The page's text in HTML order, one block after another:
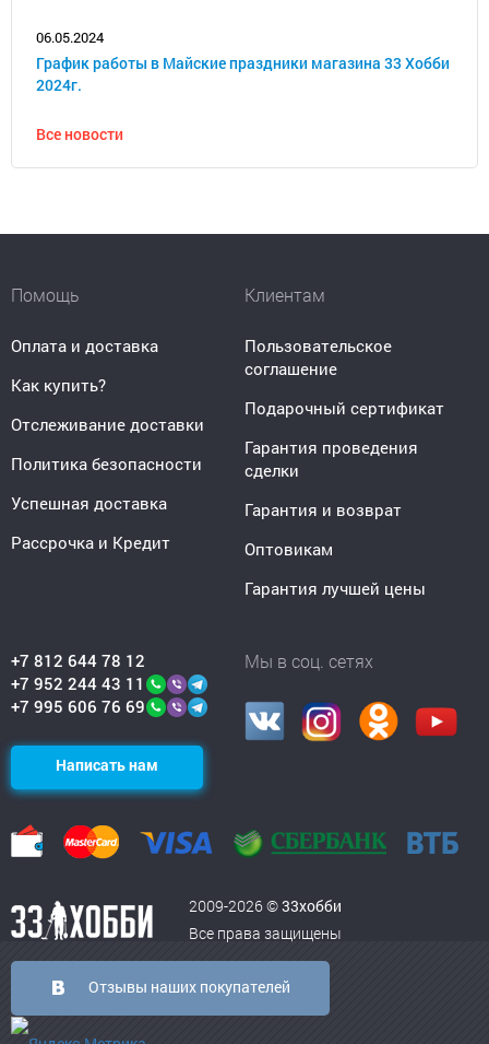
06.05.2024
График работы в Майские праздники магазина 33 Хобби
2024г.
Все новости
Помощь
Оплата и доставка
Как купить?
Отслеживание доставки
Политика безопасности
Успешная доставка
Рассрочка и Кредит
Клиентам
Пользовательское
соглашение
Подарочный сертификат
Гарантия проведения
сделки
Гарантия и возврат
Оптовикам
Гарантия лучшей цены
+7 812 644 78 12
+7 952 244 43 11
+7 995 606 76 69
Написать нам
Мы в соц. сетях
2009-2026 ©33хобби
Все права защищены
Отзывы наших покупателей